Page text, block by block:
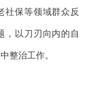
社保等领域群众反
，以刀刃向内的自
整治工作。